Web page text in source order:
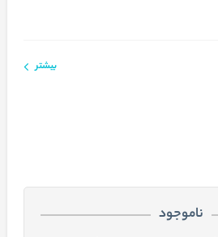
بیشتر
ناموجود